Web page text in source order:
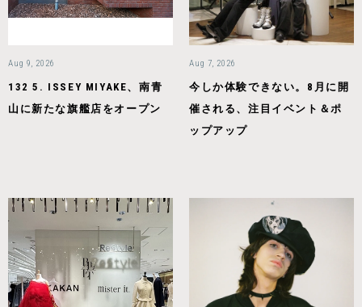
Aug 9, 2026
132 5. ISSEY MIYAKE、南青
山に新たな旗艦店をオープン
Aug 7, 2026
今しか体験できない。8月に開
催される、注目イベント＆ポ
ップアップ